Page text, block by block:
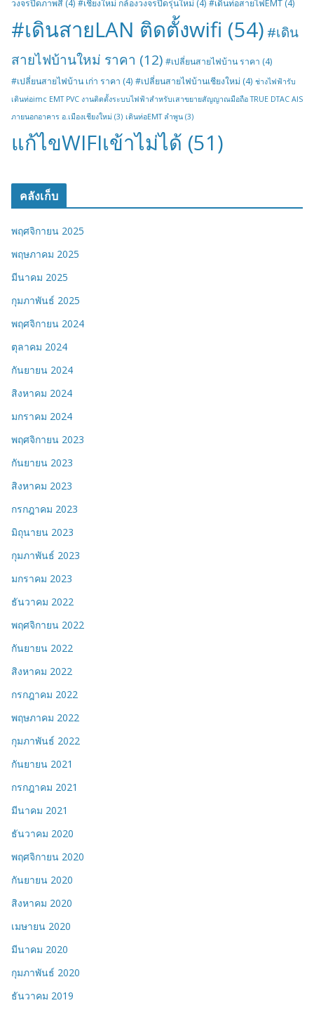
วงจรปิดภาพสี (4) #เชียงใหม่ กล้องวงจรปิดรุ่นใหม่ (4) #เดินท่อสายไฟEMT (4)
#เดินสายLAN ติดตั้งwifi (54) #เดิน
สายไฟบ้านใหม่ ราคา (12) #เปลี่ยนสายไฟบ้าน ราคา (4)
#เปลี่ยนสายไฟบ้าน เก่า ราคา (4) #เปลี่ยนสายไฟบ้านเชียงใหม่ (4) ช่างไฟฟ้ารับ
เดินท่อimc EMT PVC งานติดตั้งระบบไฟฟ้าสำหรับเสาขยายสัญญาณมือถือ TRUE DTAC AIS
ภายนอกอาคาร อ.เมืองเชียงใหม่ (3) เดินท่อEMT ลำพูน (3)
แก้ไขWIFIเข้าไม่ได้ (51)
คลังเก็บ
พฤศจิกายน 2025
พฤษภาคม 2025
มีนาคม 2025
กุมภาพันธ์ 2025
พฤศจิกายน 2024
ตุลาคม 2024
กันยายน 2024
สิงหาคม 2024
มกราคม 2024
พฤศจิกายน 2023
กันยายน 2023
สิงหาคม 2023
กรกฎาคม 2023
มิถุนายน 2023
กุมภาพันธ์ 2023
มกราคม 2023
ธันวาคม 2022
พฤศจิกายน 2022
กันยายน 2022
สิงหาคม 2022
กรกฎาคม 2022
พฤษภาคม 2022
กุมภาพันธ์ 2022
กันยายน 2021
กรกฎาคม 2021
มีนาคม 2021
ธันวาคม 2020
พฤศจิกายน 2020
กันยายน 2020
สิงหาคม 2020
เมษายน 2020
มีนาคม 2020
กุมภาพันธ์ 2020
ธันวาคม 2019